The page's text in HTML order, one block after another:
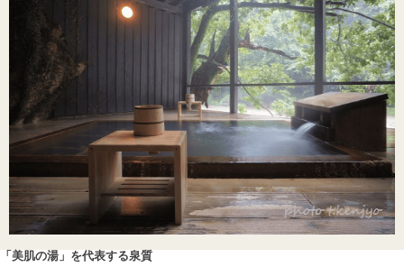
「美肌の湯」を代表する泉質